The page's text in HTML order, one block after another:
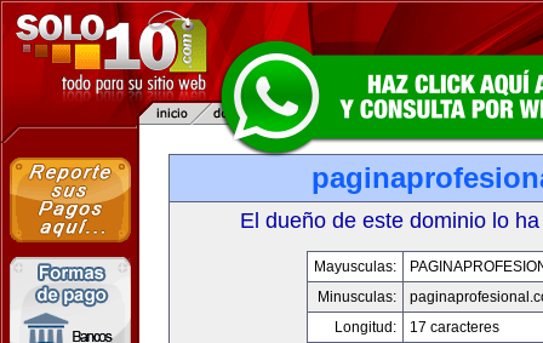
El dueño de este dominio lo
Mayusculas:
Minusculas:
Longitud:
17 caracteres